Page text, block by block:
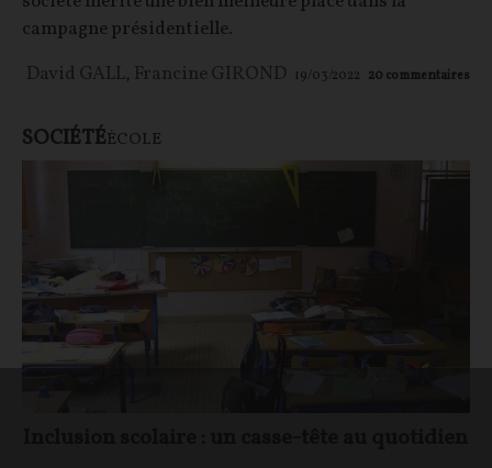
campagne présidentielle.
David GALL, Francine GIROND 19/03/2022 20 commentaires
SOCIÉTÉÉCOLE